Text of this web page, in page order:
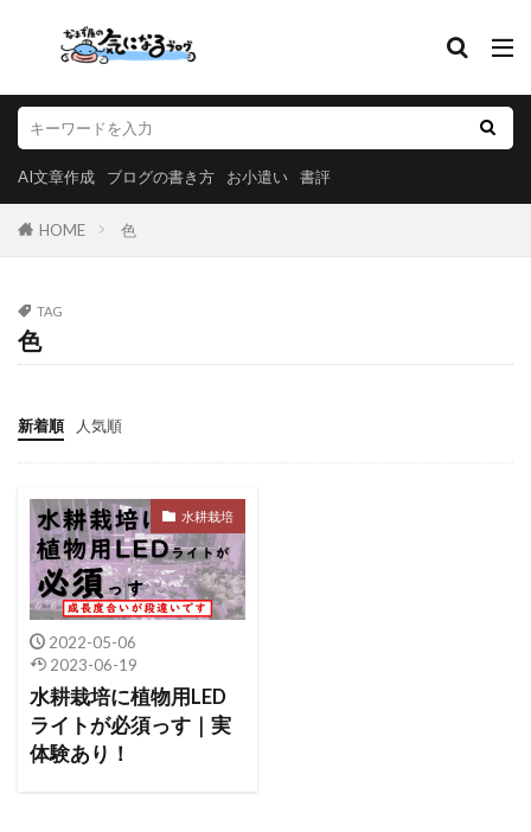
AI文章作成 ブログの書き方 お小遣い 書評
HOME 色
TAG
色
新着順 人気順
水耕栽培
2022-05-06
2023-06-19
水耕栽培に植物用LED
ライトが必須っす｜実
体験あり！